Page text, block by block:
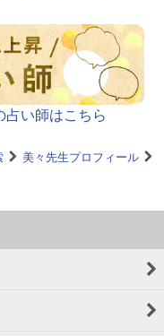
占い師はこちら
美々先生プロフィール